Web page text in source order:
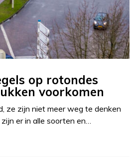
op rotondes
voorkomen
ze zijn niet meer weg te denken
er in alle soorten en…